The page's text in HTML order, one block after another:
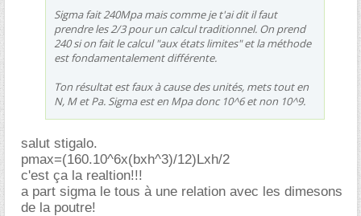
Sigma fait 240Mpa mais comme je t'ai dit il faut
prendre les 2/3 pour un calcul traditionnel. On prend
240 si on fait le calcul "aux états limites" et la méthode
est fondamentalement différente.
Ton résultat est faux à cause des unités, mets tout en
N, M et Pa. Sigma est en Mpa donc 10^6 et non 10^9.
salut stigalo.
pmax=(160.10^6x(bxh^3)/12)Lxh/2
c'est ça la realtion!!!
a part sigma le tous à une relation avec les dimesons
de la poutre!